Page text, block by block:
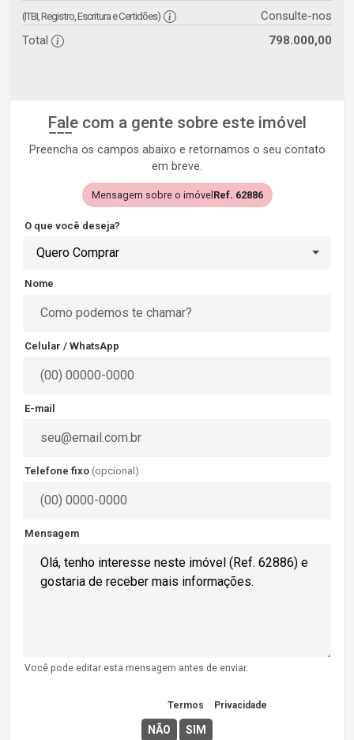
(ITBI, Registro, Escritura e Certidões)
Consulte-nos
Total
798.000,00
Fale com a gente sobre este imóvel
Preencha os campos abaixo e retornamos o seu contato
em breve.
Mensagem sobre o imóvel Ref. 62886
O que você deseja?
Quero Comprar
Nome
Celular / WhatsApp
E-mail
Telefone fixo (opcional)
Mensagem
Você pode editar esta mensagem antes de enviar.
Termos Privacidade